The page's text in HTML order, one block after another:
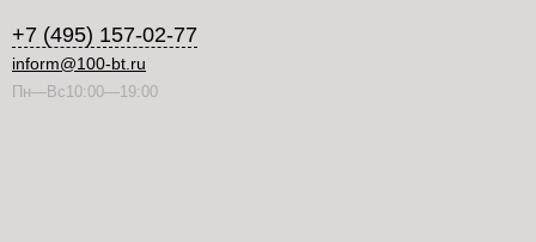
+7 (495) 157-02-77
inform@100-bt.ru
Пн—Вс10:00—19:00